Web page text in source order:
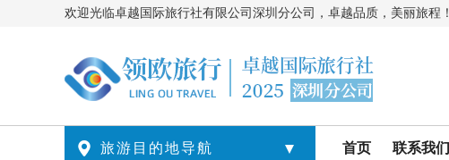
欢迎光临卓越国际旅行社有限公司深圳分公司，卓越品质，美丽旅程！
 旅游目的地导航 首页 联系我们